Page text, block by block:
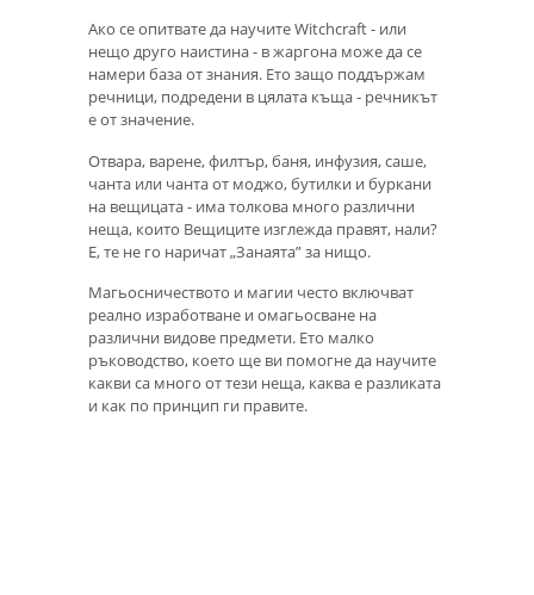
Ако се опитвате да научите Witchcraft - или
нещо друго наистина - в жаргона може да се
намери база от знания. Ето защо поддържам
речници, подредени в цялата къща - речникът
е от значение.
Отвара, варене, филтър, баня, инфузия, саше,
чанта или чанта от моджо, бутилки и буркани
на вещицата - има толкова много различни
неща, които Вещиците изглежда правят, нали?
Е, те не го наричат ​​„Занаята” за нищо.
Магьосничеството и магии често включват
реално изработване и омагьосване на
различни видове предмети. Ето малко
ръководство, което ще ви помогне да научите
какви са много от тези неща, каква е разликата
и как по принцип ги правите.